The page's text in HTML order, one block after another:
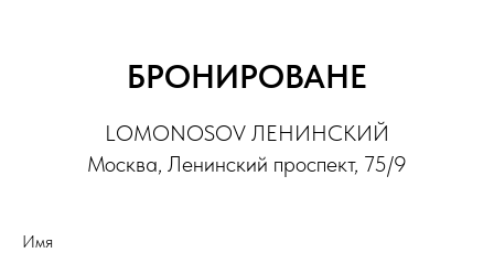
БРОНИРОВАНЕ
LOMONOSOV ЛЕНИНСКИЙ
Москва, Ленинский проспект, 75/9
Имя